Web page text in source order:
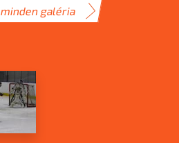
minden galéria